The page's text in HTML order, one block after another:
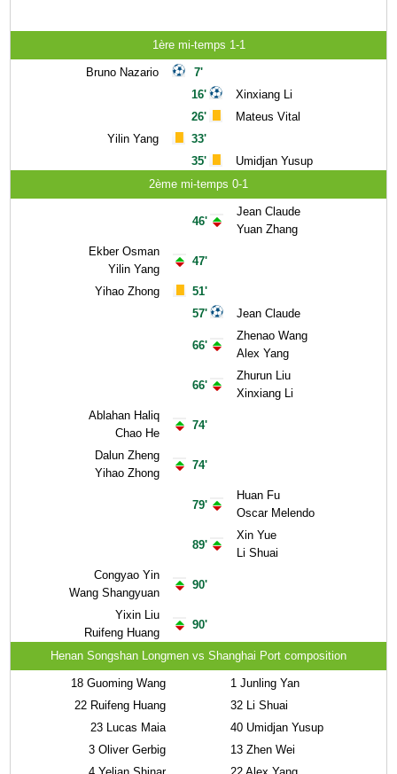
1ère mi-temps 1-1
Bruno Nazario
Yilin Yang
7'
16'
26'
33'
35'
Xinxiang Li
Mateus Vital
Umidjan Yusup
2ème mi-temps 0-1
Ekber Osman
Yilin Yang
Yihao Zhong
Ablahan Haliq
Chao He
Dalun Zheng
Yihao Zhong
Congyao Yin
Wang Shangyuan
Yixin Liu
Ruifeng Huang
46'
47'
51'
57'
66'
66'
74'
74'
79'
89'
90'
90'
Jean Claude
Yuan Zhang
Jean Claude
Zhenao Wang
Alex Yang
Zhurun Liu
Xinxiang Li
Huan Fu
Oscar Melendo
Xin Yue
Li Shuai
Henan Songshan Longmen vs Shanghai Port composition
18 Guoming Wang
22 Ruifeng Huang
23 Lucas Maia
3 Oliver Gerbig
1 Junling Yan
32 Li Shuai
40 Umidjan Yusup
13 Zhen Wei